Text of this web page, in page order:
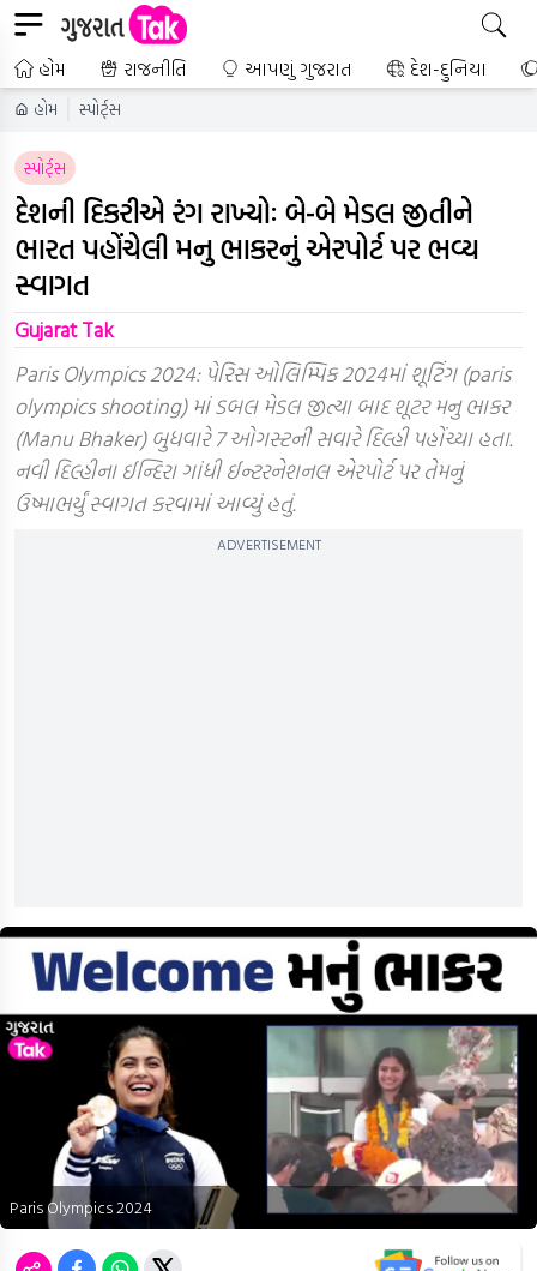
હોમ રાજનીતિ આપણું ગુજરાત દેશ-દુનિયા
હોમ સ્પોર્ટ્સ
સ્પોર્ટ્સ
દેશની દિકરીએ રંગ રાખ્યોઃ બે-બે મેડલ જીતીને
ભારત પહોંચેલી મનુ ભાકરનું એરપોર્ટ પર ભવ્ય
સ્વાગત
Gujarat Tak
Paris Olympics 2024: પેરિસ ઓલિમ્પિક 2024માં શૂટિંગ (paris
olympics shooting) માં ડબલ મેડલ જીત્યા બાદ શૂટર મનુ ભાકર
(Manu Bhaker) બુધવારે 7 ઓગસ્ટની સવારે દિલ્હી પહોંચ્યા હતા.
નવી દિલ્હીના ઈન્દિરા ગાંધી ઈન્ટરનેશનલ એરપોર્ટ પર તેમનું
ઉષ્માભર્યું સ્વાગત કરવામાં આવ્યું હતું.
ADVERTISEMENT
Paris Olympics 2024